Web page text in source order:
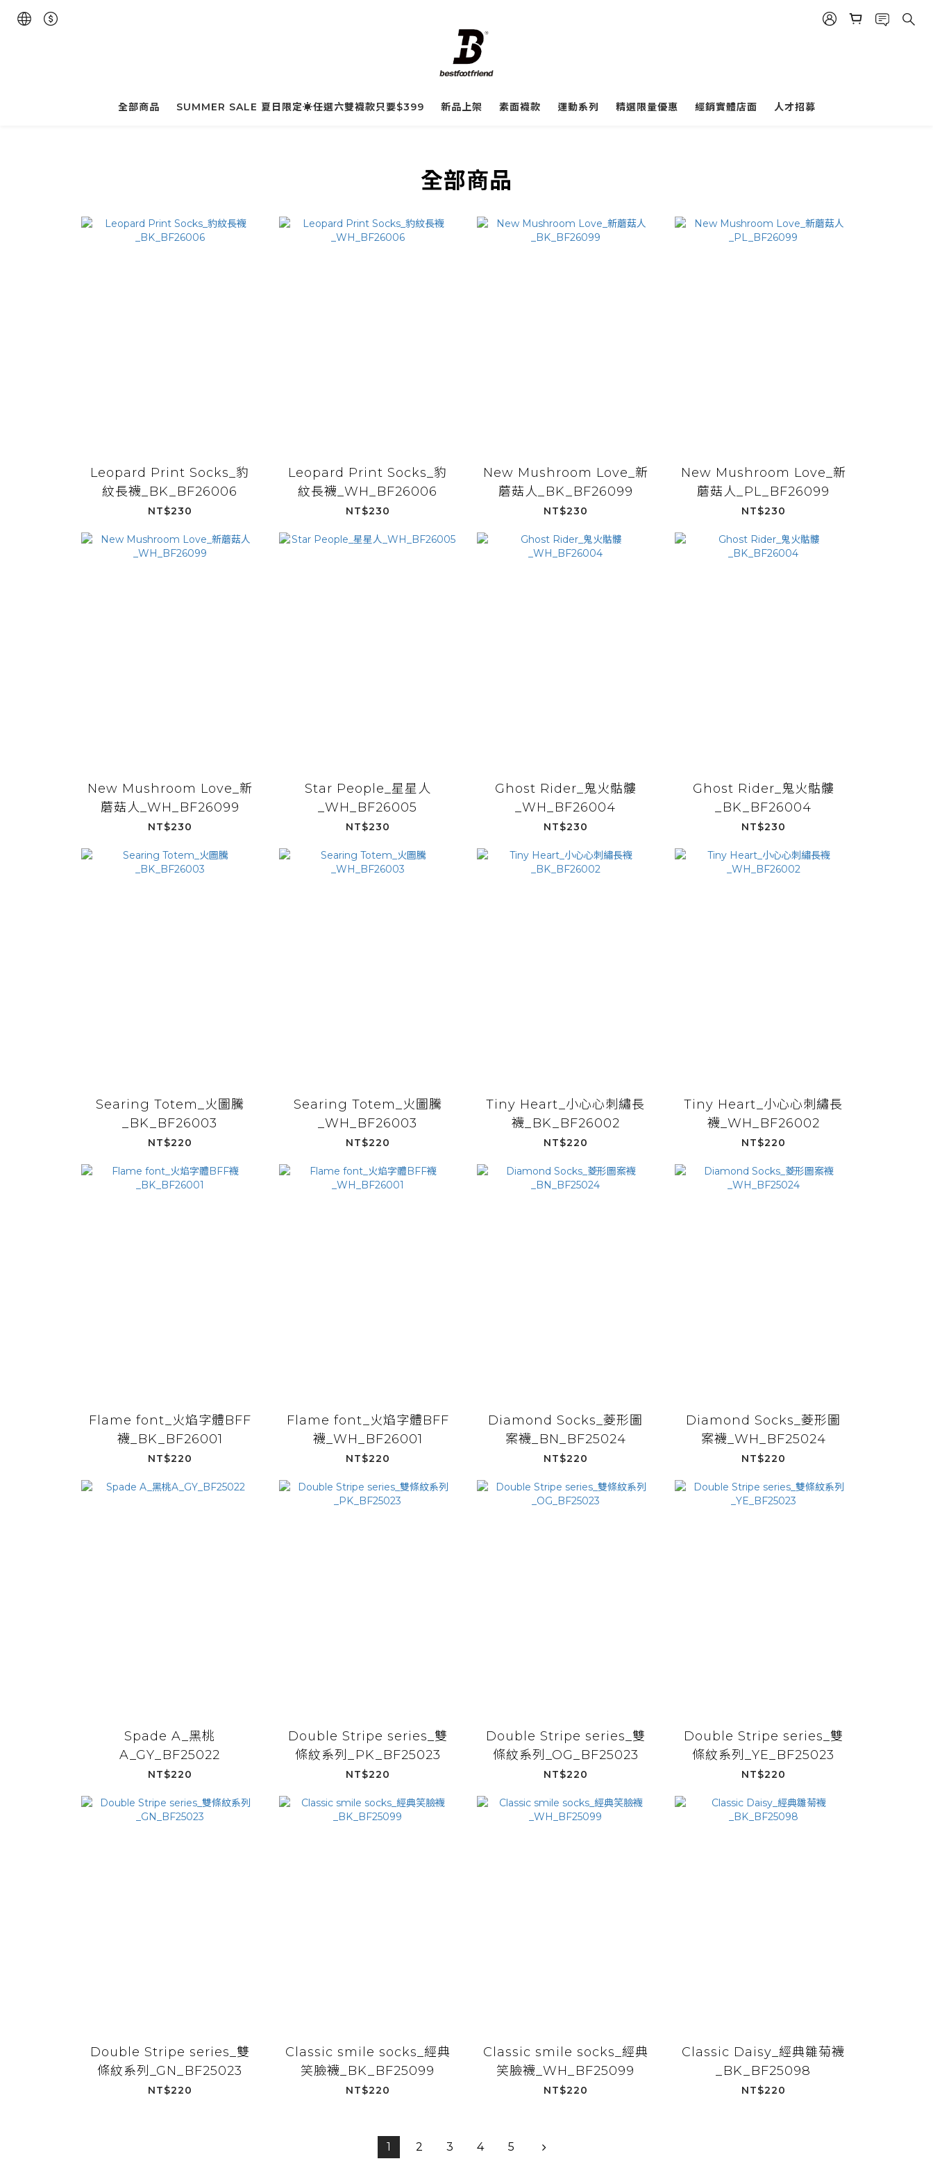
全部商品 SUMMER SALE 夏日限定☀️任選六雙襪款只要$399 新品上架 素面襪款 運動系列 精選限量優惠 經銷實體店面 人才招募
全部商品
Leopard Print Socks_豹
紋長襪_BK_BF26006
NT$230
Leopard Print Socks_豹
紋長襪_WH_BF26006
NT$230
New Mushroom Love_新
蘑菇人_BK_BF26099
NT$230
New Mushroom Love_新
蘑菇人_PL_BF26099
NT$230
New Mushroom Love_新
蘑菇人_WH_BF26099
NT$230
Star People_星星人
_WH_BF26005
NT$230
Ghost Rider_鬼火骷髏
_WH_BF26004
NT$230
Ghost Rider_鬼火骷髏
_BK_BF26004
NT$230
Searing Totem_火圖騰
_BK_BF26003
NT$220
Searing Totem_火圖騰
_WH_BF26003
NT$220
Tiny Heart_小心心刺繡長
襪_BK_BF26002
NT$220
Tiny Heart_小心心刺繡長
襪_WH_BF26002
NT$220
Flame font_火焰字體BFF
襪_BK_BF26001
NT$220
Flame font_火焰字體BFF
襪_WH_BF26001
NT$220
Diamond Socks_菱形圖
案襪_BN_BF25024
NT$220
Diamond Socks_菱形圖
案襪_WH_BF25024
NT$220
Spade A_黑桃
A_GY_BF25022
NT$220
Double Stripe series_雙
條紋系列_PK_BF25023
NT$220
Double Stripe series_雙
條紋系列_OG_BF25023
NT$220
Double Stripe series_雙
條紋系列_YE_BF25023
NT$220
Double Stripe series_雙
條紋系列_GN_BF25023
NT$220
Classic smile socks_經典
笑臉襪_BK_BF25099
NT$220
Classic smile socks_經典
笑臉襪_WH_BF25099
NT$220
Classic Daisy_經典雛菊襪
_BK_BF25098
NT$220
1 2 3 4 5